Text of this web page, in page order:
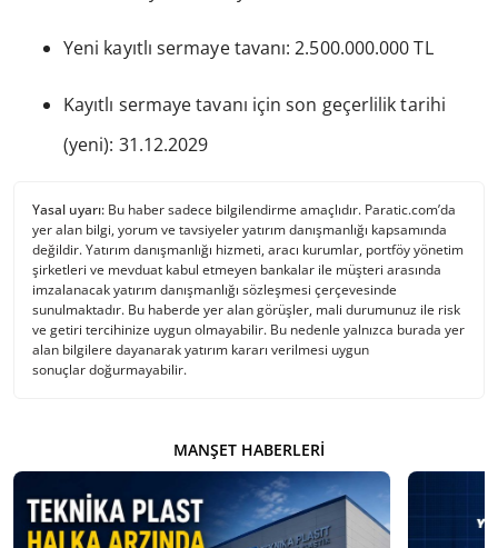
Yeni kayıtlı sermaye tavanı: 2.500.000.000 TL
Kayıtlı sermaye tavanı için son geçerlilik tarihi
(yeni): 31.12.2029
Yasal uyarı: Bu haber sadece bilgilendirme amaçlıdır. Paratic.com’da
yer alan bilgi, yorum ve tavsiyeler yatırım danışmanlığı kapsamında
değildir. Yatırım danışmanlığı hizmeti, aracı kurumlar, portföy yönetim
şirketleri ve mevduat kabul etmeyen bankalar ile müşteri arasında
imzalanacak yatırım danışmanlığı sözleşmesi çerçevesinde
sunulmaktadır. Bu haberde yer alan görüşler, mali durumunuz ile risk
ve getiri tercihinize uygun olmayabilir. Bu nedenle yalnızca burada yer
alan bilgilere dayanarak yatırım kararı verilmesi uygun
sonuçlar doğurmayabilir.
MANŞET HABERLERI